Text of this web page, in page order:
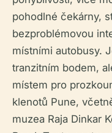
pohodlné čekárny,
bezproblémovou
místními autobusy.
tranzitním bodem,
místem pro
klenotů Pune,
muzea Raja Dinkar